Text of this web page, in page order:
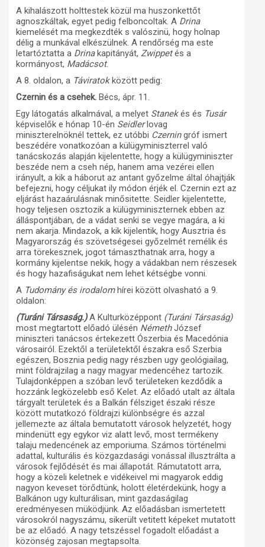
A kihalászott holttestek közül ma huszonkettőt
agnoszkáltak, egyet pedig felboncoltak. A Drina
kiemelését ma megkezdték s valószinü, hogy holnap
délig a munkával elkészülnek. A rendőrség ma este
letartóztatta a Drinakapitányát, Zwippetés a
kormányost, Madácsot.
A 8. oldalon, a Táviratokközött pedig:
Czernin és a csehek. Bécs, ápr. 11.
Egy látogatás alkalmával, a melyet Stanekés és Tusár
képviselők e hónap 10-én Seidlerlovag
miniszterelnöknél tettek, ez utóbbi Czerningróf ismert
beszédére vonatkozóan a külügyminiszterrel való
tanácskozás alapján kijelentette, hogy a külügyminiszter
beszéde nem a cseh nép, hanem ama vezérei ellen
irányult, a kik a háborut az antant győzelme által óhajtják
befejezni, hogy céljukat ily módon érjék el. Czernin ezt az
eljárást hazaárulásnak minősitette. Seidler kijelentette,
hogy teljesen osztozik a külügyminiszternek ebben az
álláspontjában, de a vádat senki se vegye magára, a ki
nem akarja. Mindazok, a kik kijelentik, hogy Ausztria és
Magyarország és szövetségesei győzelmét remélik és
arra törekesznek, jogot támaszthatnak arra, hogy a
kormány kijelentse nekik, hogy a vádakban nem részesek
és hogy hazafiságukat nem lehet kétségbe vonni.
A Tudomány és irodalomhírei között olvasható a 9.
oldalon:
(Turáni Társaság.)A Kulturközéppont (Turáni Társaság)
most megtartott előadó ülésén NémethJózsef
miniszteri tanácsos értekezett Ószerbia és Macedónia
városairól. Ezektől a területektől északra eső Szerbia
egészen, Bosznia pedig nagy részben ugy geológiailag,
mint földrajzilag a nagy magyar medencéhez tartozik.
Tulajdonképpen a szóban levő területeken kezdődik a
hozzánk legközelebb eső Kelet. Az előadó utalt az általa
tárgyalt területek és a Balkán félsziget északi része
között mutatkozó földrajzi különbségre és azzal
jellemezte az általa bemutatott városok helyzetét, hogy
mindenütt egy egykor viz alatt levő, most termékeny
talaju medencének az emporiuma. Számos történelmi
adattal, kulturális és közgazdasági vonással illusztrálta a
városok fejlődését és mai állapotát. Rámutatott arra,
hogy a közeli keletnek e vidékeivel mi magyarok eddig
nagyon keveset törődtünk, holott életérdekünk, hogy a
Balkánon ugy kulturálisan, mint gazdaságilag
eredményesen müködjünk. Az előadásban ismertetett
városokról nagyszámu, sikerült vetitett képeket mutatott
be az előadó. A nagy tetszéssel fogadolt előadást a
közönség zajosan megtapsolta.